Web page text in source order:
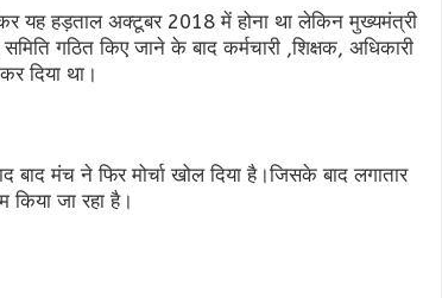
यह हड़ताल अक्टूबर 2018 में होना था लेकिन मुख्यमंत्री
गठित किए जाने के बाद कर्मचारी ,शिक्षक, अधिकारी
दिया था।
बाद मंच ने फिर मोर्चा खोल दिया है।जिसके बाद लगातार
जा रहा है।